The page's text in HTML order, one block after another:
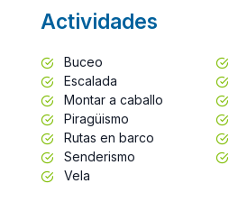
Actividades
Buceo
Escalada
Montar a caballo
Piragüismo
Rutas en barco
Senderismo
Vela